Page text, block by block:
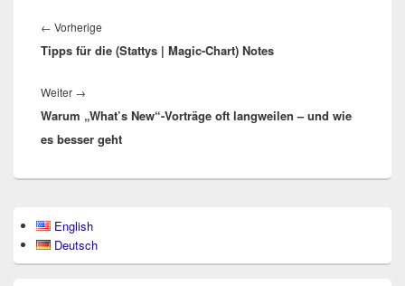
← Vorherige
Beitrag:
Tipps für die (Stattys | Magic-Chart) Notes
Weiter →
Beitrag:
Warum „What’s New“-Vorträge oft langweilen – und wie
es besser geht
Seitenleisten-
Widgetbereich
English
Deutsch